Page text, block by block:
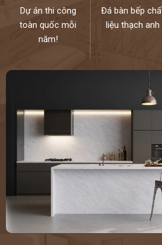
Dự án thi công
toàn quốc mỗi
năm!
Đá bàn bếp
liệu thạch anh